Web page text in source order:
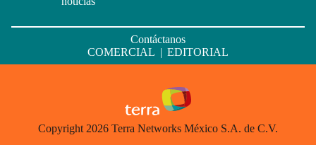
Contáctanos
COMERCIAL | EDITORIAL
Copyright 2026 Terra Networks México S.A. de C.V.